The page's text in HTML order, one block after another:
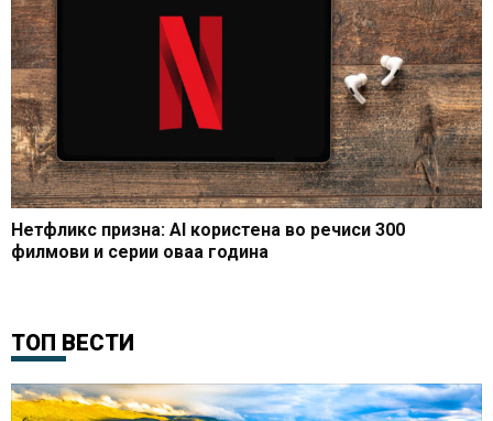
Нетфликс призна: AI користена во речиси 300
филмови и серии оваа година
ТОП ВЕСТИ